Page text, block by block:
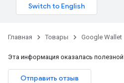
Главная Товары Google Wallet
Эта информация оказалась
Отправить отзыв